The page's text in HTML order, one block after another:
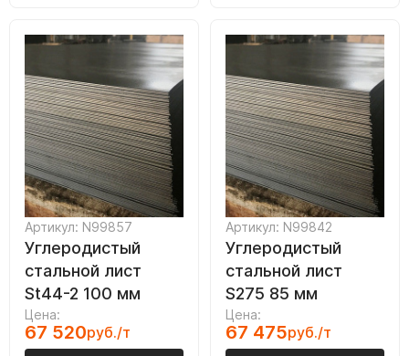
Артикул: N99857
Углеродистый
стальной лист
St44-2 100 мм
Цена:
67 520руб./т
Артикул: N99842
Углеродистый
стальной лист
S275 85 мм
Цена:
67 475руб./т